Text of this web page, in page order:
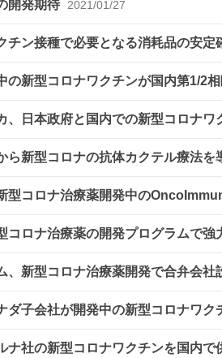
開発期待 2021/01/27
チン接種で必要となる消耗品の安
の新型コロナワクチンが国内第1/2
、日本政府と国内での新型コロナ
ら新型コロナの抗体カクテル療法を
型コロナ治療薬開発中の
コロナ治療薬の開発プログラムで
、新型コロナ治療薬開発で合弁会社
ダ子会社が開発中の新型コロナワ
ナ社の新型コロナワクチンを国内